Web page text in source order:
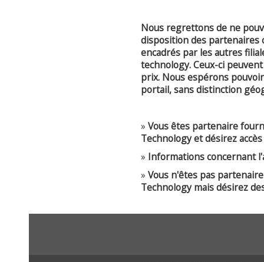
Nous regrettons de ne
disposition des partenaires
encadrés par les autres
technology. Ceux-ci
prix. Nous espérons
portail, sans distinction
» Vous êtes partenaire
Technology et désirez
» Informations concernant
» Vous n'êtes pas
Technology mais désirez